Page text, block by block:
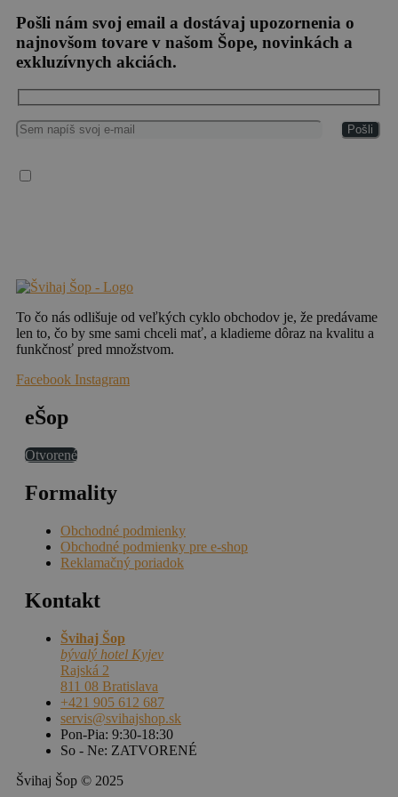
Pošli nám svoj email a dostávaj upozornenia o
najnovšom tovare v našom Šope, novinkách a
exkluzívnych akciách.
To čo nás odlišuje od veľkých cyklo obchodov je, že predávame
len to, čo by sme sami chceli mať, a kladieme dôraz na kvalitu a
funkčnosť pred množstvom.
Facebook Instagram
eŠop
Otvorené
Formality
Obchodné podmienky
Obchodné podmienky pre e-shop
Reklamačný poriadok
Kontakt
Švihaj Šop
bývalý hotel Kyjev
Rajská 2
811 08 Bratislava
+421 905 612 687
servis@svihajshop.sk
Pon-Pia: 9:30-18:30
So - Ne: ZATVORENÉ
Švihaj Šop © 2025